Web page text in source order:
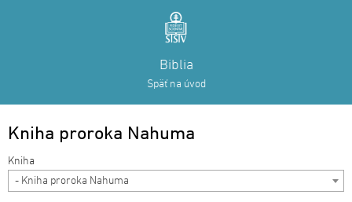
Biblia
Späť na úvod
Kniha proroka Nahuma
- Kniha proroka Nahuma